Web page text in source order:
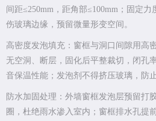
间距≤250mm，距角部≤100mm；固定
伤玻璃边缘，预留微量形变空间。
高密度发泡填充：窗框与洞口间隙用高
无空洞、断层，固化后平整裁切，闭孔
音保温性能；发泡剂不得挤压玻璃，防
防水加固处理：外墙窗框发泡层预留打
圈，杜绝雨水渗入室内；窗框排水孔提